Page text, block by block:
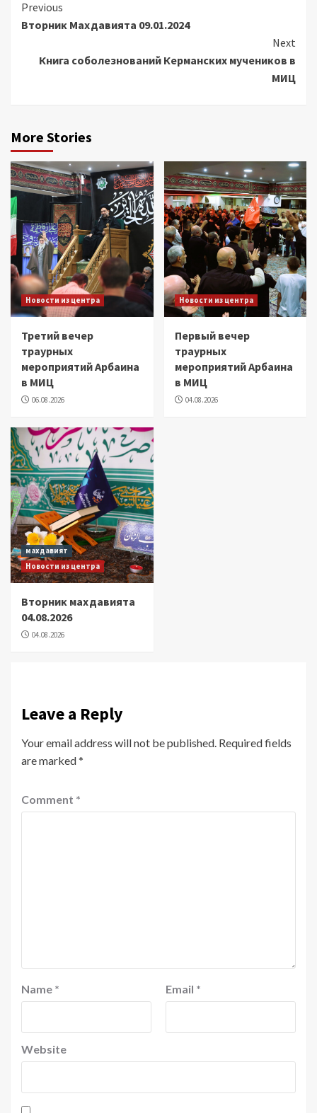
Continue
Reading
Previous
Вторник Махдавията 09.01.2024
Next
Книга соболезнований Керманских мучеников в
МИЦ
More Stories
Новости из центра
Третий вечер
траурных
мероприятий Арбаина
в МИЦ
06.08.2026
Новости из центра
Первый вечер
траурных
мероприятий Арбаина
в МИЦ
04.08.2026
махдавият
Новости из центра
Вторник махдавията
04.08.2026
04.08.2026
Leave a Reply
Your email address will not be published. Required fields
are marked*
Comment *
Name * Email *
Website